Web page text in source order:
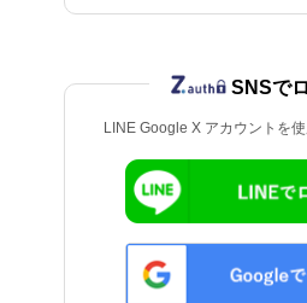
LINE Google X アカウントを
SNSで